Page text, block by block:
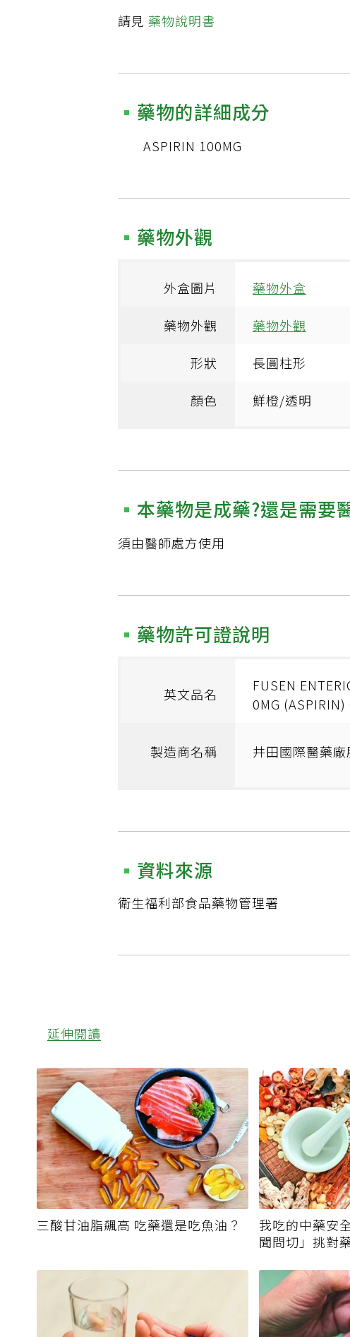
請見 藥物說明書
藥物的詳細成分
ASPIRIN 100MG
藥物外觀
外盒圖片 藥物外盒
藥物外觀 藥物外觀
形狀 長圓柱形
顏色 鮮橙/透明
本藥物是成藥?還是需要
須由醫師處方使用
藥物許可證說明
英文品名
FUSEN
0MG (ASPIRIN)
製造商名稱 井田國際醫藥
資料來源
衛生福利部食品藥物管理署
延伸閱讀
三酸甘油脂飆高 吃藥還是吃魚油？
我吃的中藥安
聞問切」挑對